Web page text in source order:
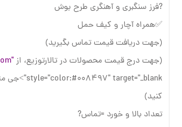
طرح بوش
حمل
تماس بگیرید)
در تالارتوزیع، ازhttps://gmetas.com"
style="color:#008497" target="_blank">جی متاس بهره برداری
=تماس?